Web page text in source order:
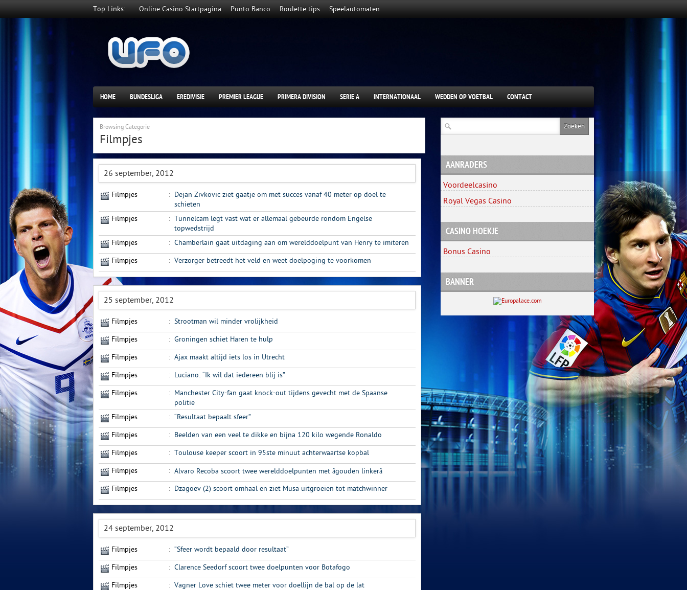
Top Links: Online Casino Startpagina Punto Banco Roulette tips Speelautomaten
HOME BUNDESLIGA EREDIVISIE PREMIER LEAGUE PRIMERA DIVISION SERIE A INTERNATIONAAL WEDDEN OP VOETBAL CONTACT
Browsing Categorie
Filmpjes
26 september, 2012
Filmpjes : Dejan Zivkovic ziet gaatje om met succes vanaf 40 meter op doel te
schieten
Filmpjes
: Tunnelcam legt vast wat er allemaal gebeurde rondom Engelse
topwedstrijd
Filmpjes
: Chamberlain gaat uitdaging aan om werelddoelpunt van Henry te imiteren
Filmpjes : Verzorger betreedt het veld en weet doelpoging te voorkomen
25 september, 2012
Filmpjes : Strootman wil minder vrolijkheid
Filmpjes : Groningen schiet Haren te hulp
Filmpjes : Ajax maakt altijd iets los in Utrecht
Filmpjes : Luciano: “Ik wil dat iedereen blij is”
Filmpjes : Manchester City-fan gaat knock-out tijdens gevecht met de Spaanse
politie
Filmpjes
: “Resultaat bepaalt sfeer”
Filmpjes : Beelden van een veel te dikke en bijna 120 kilo wegende Ronaldo
Filmpjes : Toulouse keeper scoort in 95ste minuut achterwaartse kopbal
Filmpjes : Alvaro Recoba scoort twee werelddoelpunten met âgouden linkerâ
Filmpjes
: Dzagoev (2) scoort omhaal en ziet Musa uitgroeien tot matchwinner
24 september, 2012
Filmpjes : “Sfeer wordt bepaald door resultaat”
Filmpjes : Clarence Seedorf scoort twee doelpunten voor Botafogo
Filmpjes : Vagner Love schiet twee meter voor doellijn de bal op de lat
AANRADERS
Voordeelcasino
Royal Vegas Casino
CASINO HOEKJE
Bonus Casino
BANNER